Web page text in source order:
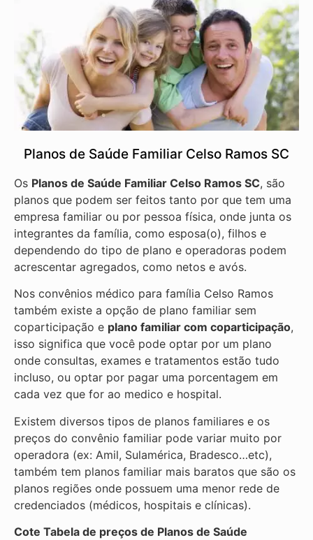
Planos de Saúde Familiar Celso Ramos SC
Os Planos de Saúde Familiar Celso Ramos SC, são
planos que podem ser feitos tanto por que tem uma
empresa familiar ou por pessoa física, onde junta os
integrantes da família, como esposa(o), filhos e
dependendo do tipo de plano e operadoras podem
acrescentar agregados, como netos e avós.
Nos convênios médico para família Celso Ramos
também existe a opção de plano familiar sem
coparticipação e plano familiar com coparticipação,
isso significa que você pode optar por um plano
onde consultas, exames e tratamentos estão tudo
incluso, ou optar por pagar uma porcentagem em
cada vez que for ao medico e hospital.
Existem diversos tipos de planos familiares e os
preços do convênio familiar pode variar muito por
operadora (ex: Amil, Sulamérica, Bradesco…etc),
também tem planos familiar mais baratos que são os
planos regiões onde possuem uma menor rede de
credenciados (médicos, hospitais e clínicas).
Cote Tabela de preços de Planos de Saúde